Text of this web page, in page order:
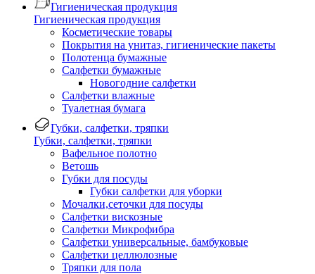
Гигиеническая продукция
Гигиеническая продукция
Косметические товары
Покрытия на унитаз, гигиенические пакеты
Полотенца бумажные
Салфетки бумажные
Новогодние салфетки
Салфетки влажные
Туалетная бумага
Губки, салфетки, тряпки
Губки, салфетки, тряпки
Вафельное полотно
Ветошь
Губки для посуды
Губки салфетки для уборки
Мочалки,сеточки для посуды
Салфетки вискозные
Салфетки Микрофибра
Салфетки универсальные, бамбуковые
Салфетки целлюлозные
Тряпки для пола